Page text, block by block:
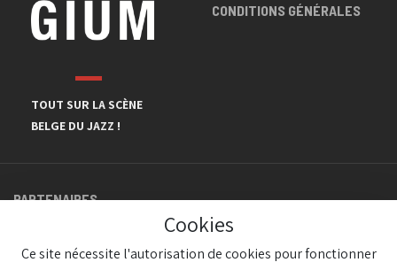
TOUT SUR LA SCÈNE
BELGE DU JAZZ !
CONDITIONS GÉNÉRALES
PARTENAIRES
Cookies
Ce site nécessite l'autorisation de cookies pour fonctionner